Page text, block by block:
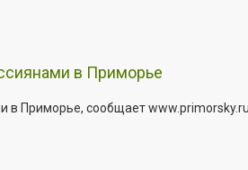
в Приморье
в Приморье, сообщает